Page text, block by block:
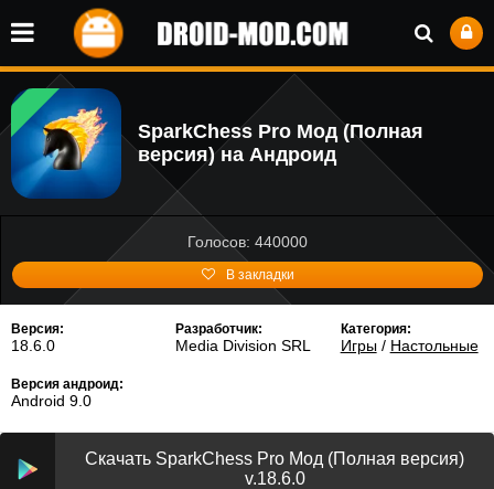
SparkChess Pro Мод (Полная
версия) на Андроид
Голосов: 440000
В закладки
Версия:
18.6.0
Разработчик:
Media Division SRL
Категория:
Игры/ Настольные
Версия андроид:
Android 9.0
Скачать SparkChess Pro Мод (Полная версия)
v.18.6.0